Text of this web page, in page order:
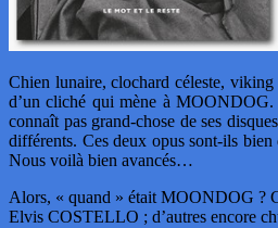
Chien lunaire, clochard céleste,
d’un cliché qui mène à MOONDOG.
connaît pas grand-chose de ses
différents. Ces deux opus sont-ils
Nous voilà bien avancés…
Alors, « quand » était MOONDOG ?
Elvis COSTELLO ; d’autres encore